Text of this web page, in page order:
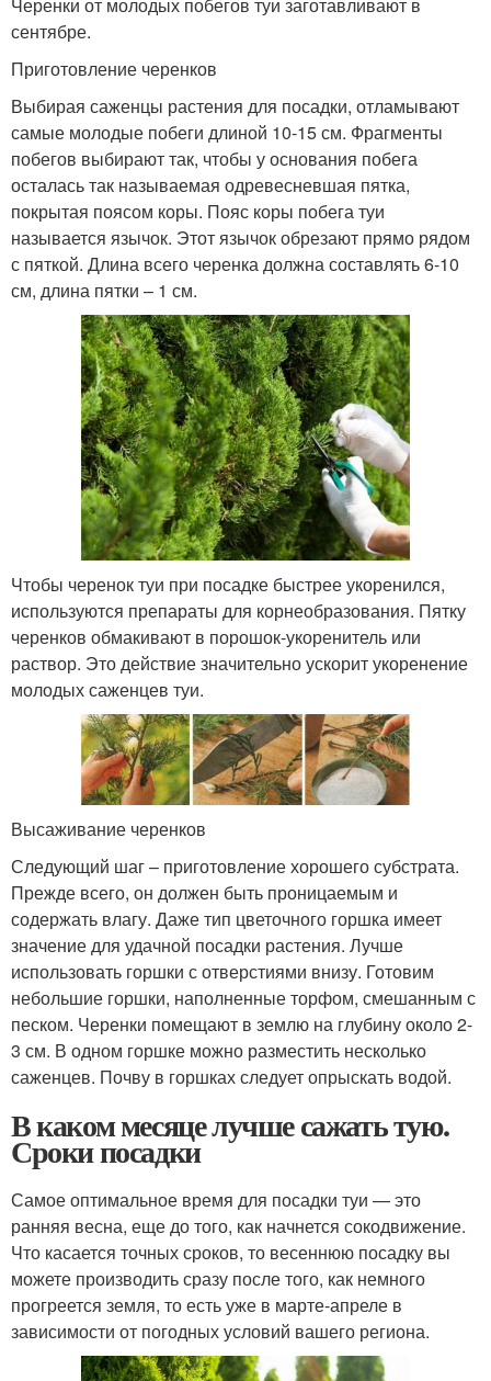
сентябре.
Приготовление черенков
Выбирая саженцы растения для посадки, отламывают
самые молодые побеги длиной 10-15 см. Фрагменты
побегов выбирают так, чтобы у основания побега
осталась так называемая одревесневшая пятка,
покрытая поясом коры. Пояс коры побега туи
называется язычок. Этот язычок обрезают прямо рядом
с пяткой. Длина всего черенка должна составлять 6-10
см, длина пятки – 1 см.
Чтобы черенок туи при посадке быстрее укоренился,
используются препараты для корнеобразования. Пятку
черенков обмакивают в порошок-укоренитель или
раствор. Это действие значительно ускорит укоренение
молодых саженцев туи.
Высаживание черенков
Следующий шаг – приготовление хорошего субстрата.
Прежде всего, он должен быть проницаемым и
содержать влагу. Даже тип цветочного горшка имеет
значение для удачной посадки растения. Лучше
использовать горшки с отверстиями внизу. Готовим
небольшие горшки, наполненные торфом, смешанным с
песком. Черенки помещают в землю на глубину около 2-
3 см. В одном горшке можно разместить несколько
саженцев. Почву в горшках следует опрыскать водой.
В каком месяце лучше сажать тую.
Сроки посадки
Самое оптимальное время для посадки туи — это
ранняя весна, еще до того, как начнется сокодвижение.
Что касается точных сроков, то весеннюю посадку вы
можете производить сразу после того, как немного
прогреется земля, то есть уже в марте-апреле в
зависимости от погодных условий вашего региона.